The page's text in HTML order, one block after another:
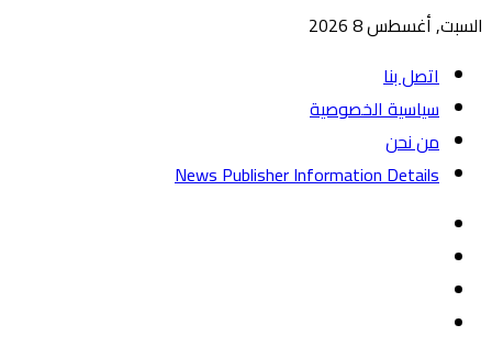
السبت, أغسطس 8 2026
اتصل بنا
سياسية الخصوصية
من نحن
News Publisher Information Details